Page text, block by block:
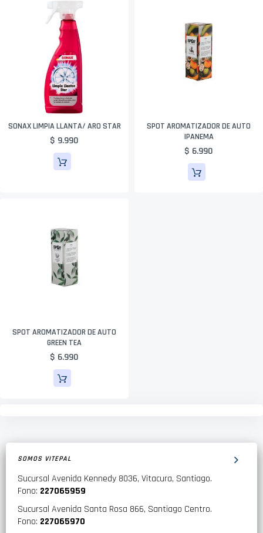
SONAX LIMPIA LLANTA/ ARO STAR
$ 9.990
SPOT AROMATIZADOR DE AUTO
IPANEMA
$ 6.990
SPOT AROMATIZADOR DE AUTO
GREEN TEA
$ 6.990
SOMOS VITEPAL
Sucursal Avenida Kennedy 8036, Vitacura, Santiago.
Fono: 227065959
Sucursal Avenida Santa Rosa 866, Santiago Centro.
Fono: 227065970